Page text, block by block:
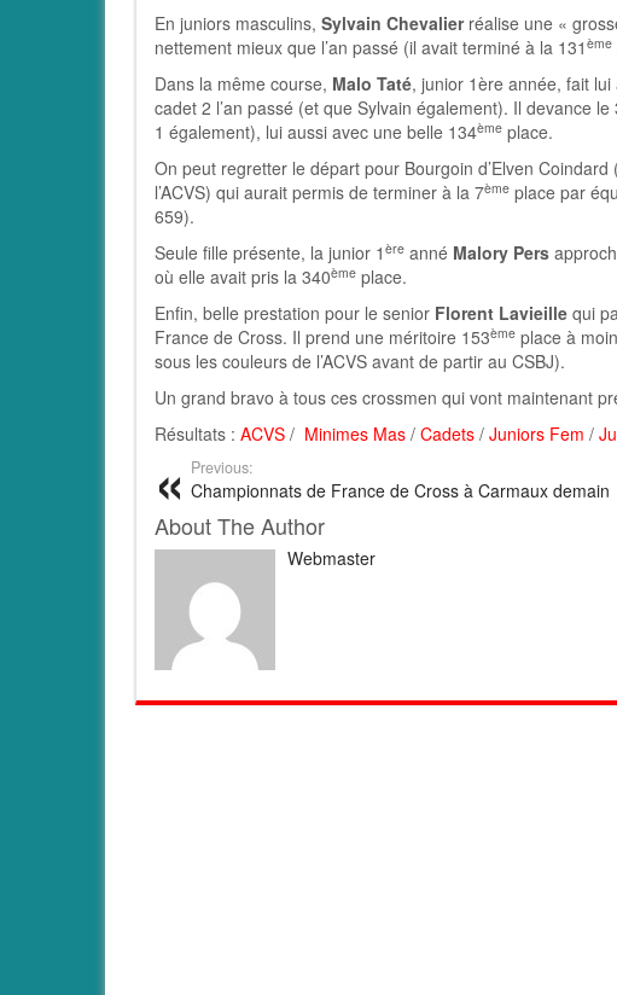
En juniors masculins, Sylvain Chevalierréalise une «
nettement mieux que l’an passé (il avait terminé à la 131 ème
Dans la même course, Malo Taté, junior 1ère année, fait
cadet 2 l’an passé (et que Sylvain également). Il devance le
1 également), lui aussi avec une belle 134ème place.
On peut regretter le départ pour Bourgoin d’Elven Coindard
l’ACVS) qui aurait permis de terminer à la 7ème place par
659).
Seule fille présente, la junior 1 ère anné Malory Pers
où elle avait pris la 340ème place.
Enfin, belle prestation pour le senior Florent Lavieille qui
France de Cross. Il prend une méritoire 153ème place à
sous les couleurs de l’ACVS avant de partir au CSBJ).
Un grand bravo à tous ces crossmen qui vont maintenant
Résultats : ACVS / Minimes Mas / Cadets / Juniors Fem /
Previous:
Championnats de France de Cross à Carmaux demain
About The Author
Webmaster